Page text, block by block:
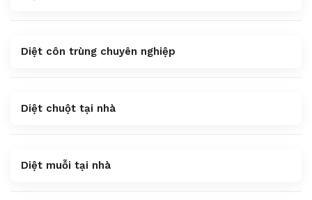
Diệt côn trùng chuyên nghiệp
Diệt chuột tại nhà
Diệt muỗi tại nhà